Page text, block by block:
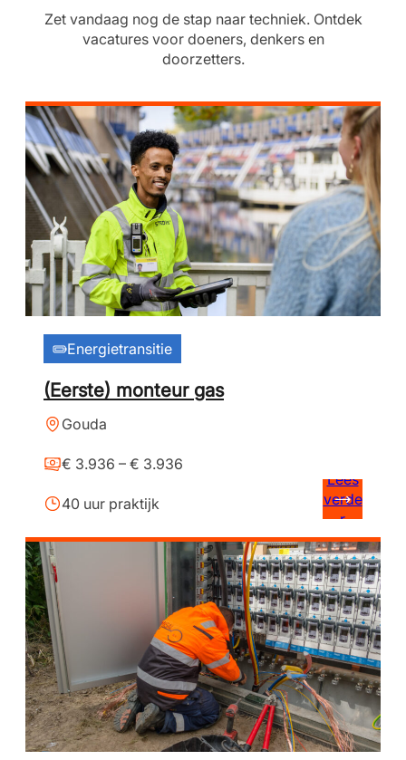
Zet vandaag nog de stap naar techniek. Ontdek
vacatures voor doeners, denkers en
doorzetters.
Energietransitie
(Eerste) monteur gas
Gouda
€ 3.936 – € 3.936
40 uur praktijk
Lees
verde
r